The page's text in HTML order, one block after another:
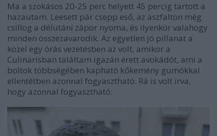
Ma a szokásos 20-25 perc helyett 45 percig tartott a
hazautam. Leesett pár csepp eső, az aszfalton még
csillog a délutáni zápor nyoma, és ilyenkor valahogy
minden összezavarodik. Az egyetlen jó pillanat a
közel egy órás vezetésben az volt, amikor a
Culinarisban találtam igazán érett avokádót, ami a
boltok többségében kapható kőkemény gumókkal
ellentétben azonnal fogyasztható. Rá is volt írva,
hogy azonnal fogyasztható: